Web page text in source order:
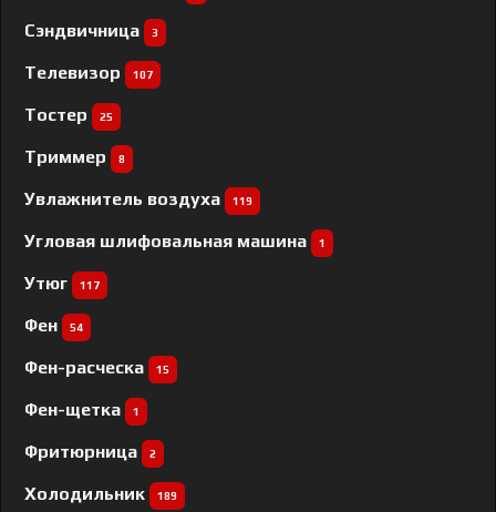
Сэндвичница 3
Телевизор 107
Тостер 25
Триммер 8
Увлажнитель воздуха 119
Угловая шлифовальная машина 1
Утюг 117
Фен 54
Фен-расческа 15
Фен-щетка 1
Фритюрница 2
Холодильник 189